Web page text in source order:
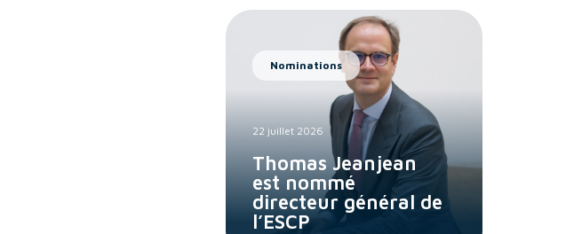
Nominations
22 juillet 2026
Thomas Jeanjean
est nommé
directeur général de
l’ESCP